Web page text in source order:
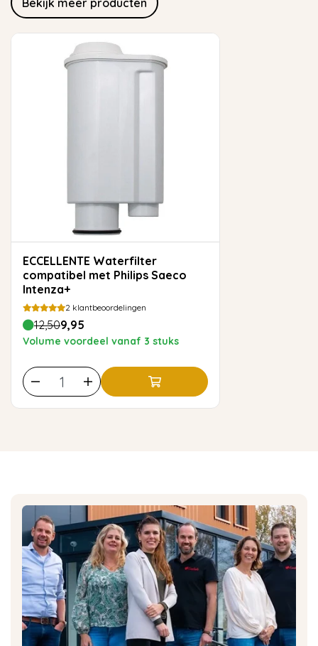
Bekijk meer producten
ECCELLENTE Waterfilter
compatibel met Philips Saeco
Intenza+
2 klantbeoordelingen
12,509,95
Volume voordeel vanaf 3 stuks